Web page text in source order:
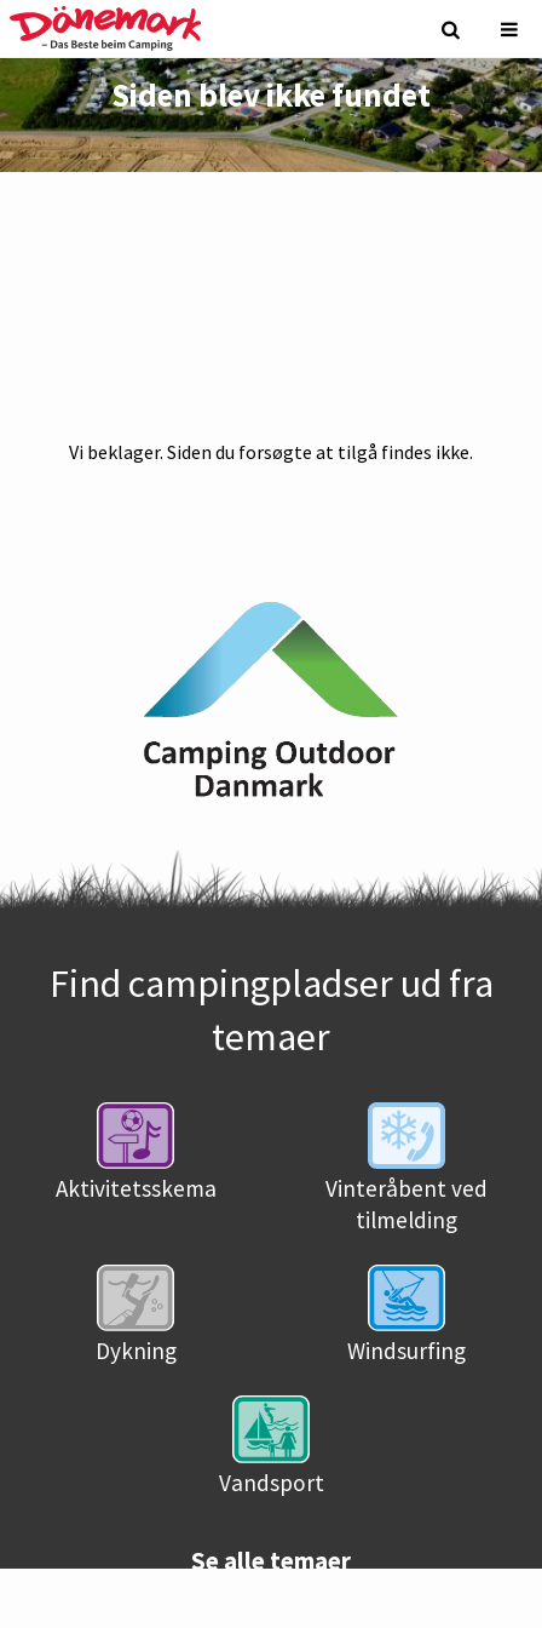
Siden blev ikke fundet
Vi beklager. Siden du forsøgte at tilgå findes ikke.
Find campingpladser ud fra
temaer
Aktivitetsskema
Vinteråbent ved
tilmelding
Dykning Windsurfing
Vandsport
Se alle temaer